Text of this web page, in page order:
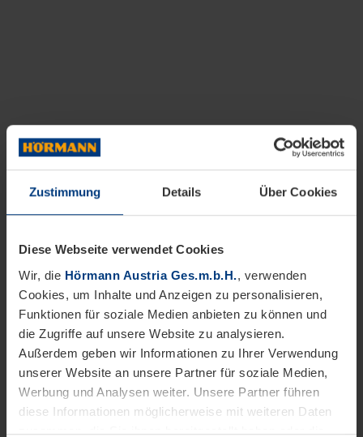
Zustimmung Details Über Cookies
Diese Webseite verwendet Cookies
Wir, die Hörmann Austria Ges.m.b.H., verwenden
Cookies, um Inhalte und Anzeigen zu personalisieren,
Funktionen für soziale Medien anbieten zu können und
die Zugriffe auf unsere Website zu analysieren.
Außerdem geben wir Informationen zu Ihrer Verwendung
unserer Website an unsere Partner für soziale Medien,
Werbung und Analysen weiter. Unsere Partner führen
diese Informationen möglicherweise mit weiteren Daten
zusammen, die Sie ihnen bereitgestellt haben oder die